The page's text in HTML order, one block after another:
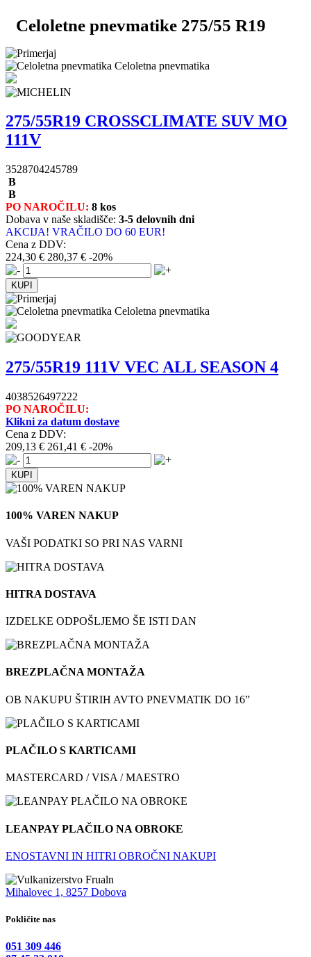
Celoletne pnevmatike 275/55 R19
Celoletna pnevmatika
275/55R19 CROSSCLIMATE SUV MO
111V
3528704245789
B
B
PO NAROČILU: 8 kos
Dobava v naše skladišče: 3-5 delovnih dni
AKCIJA! VRAČILO DO 60 EUR!
Cena z DDV:
224,30 € 280,37 € -20%
Celoletna pnevmatika
275/55R19 111V VEC ALL SEASON 4
4038526497222
PO NAROČILU:
Klikni za datum dostave
Cena z DDV:
209,13 € 261,41 € -20%
100% VAREN NAKUP
VAŠI PODATKI SO PRI NAS VARNI
HITRA DOSTAVA
IZDELKE ODPOŠLJEMO ŠE ISTI DAN
BREZPLAČNA MONTAŽA
OB NAKUPU ŠTIRIH AVTO PNEVMATIK DO 16”
PLAČILO S KARTICAMI
MASTERCARD / VISA / MAESTRO
LEANPAY PLAČILO NA OBROKE
ENOSTAVNI IN HITRI OBROČNI NAKUPI
Mihalovec 1, 8257 Dobova
Pokličite nas
051 309 446